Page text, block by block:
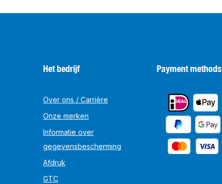
Het bedrijf
Over ons / Carrière
Onze merken
Informatie over
gegevensbescherming
Afdruk
GTC
Payment methods